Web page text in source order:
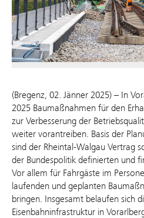
(Bregenz, 02. Jänner 2025) – In
2025 Baumaßnahmen für den
zur Verbesserung der
weiter vorantreiben. Basis der
sind der Rheintal-Walgau Vertrag
der Bundespolitik definierten und
Vor allem für Fahrgäste im
laufenden und geplanten
bringen. Insgesamt belaufen sich
Eisenbahninfrastruktur in